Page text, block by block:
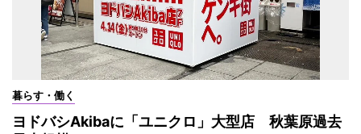
暮らす・働く
ヨドバシAkibaに「ユニクロ」大型店 秋葉原過去